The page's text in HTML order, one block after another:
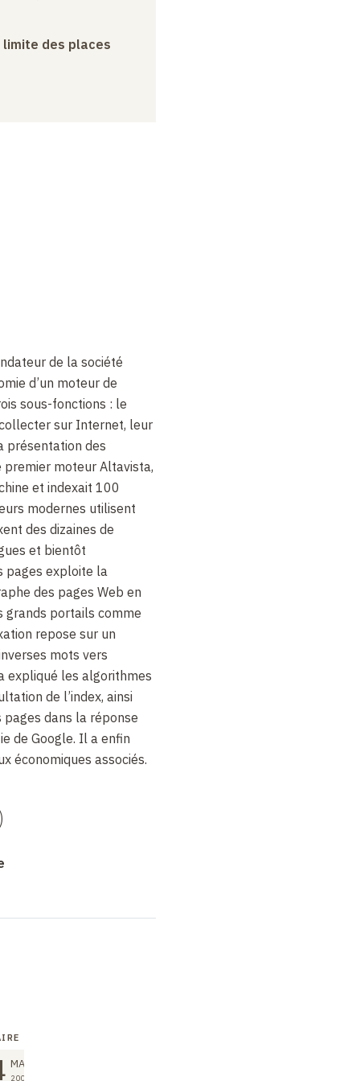
limite des places
de la société
d’un moteur de
sous-fonctions : le
sur Internet, leur
présentation des
premier moteur Altavista,
et indexait 100
modernes utilisent
des dizaines de
et bientôt
pages exploite la
des pages Web en
portails comme
repose sur un
mots vers
expliqué les algorithmes
de l’index, ainsi
pages dans la réponse
de Google. Il a enfin
économiques associés.
MAR
2008